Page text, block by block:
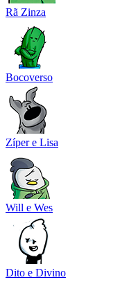
Rã Zinza
Bocoverso
Zíper e Lisa
Will e Wes
Dito e Divino